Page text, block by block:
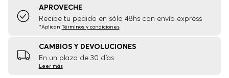
APROVECHE
Recibe tu pedido en sólo 48hs con envío express
*Aplican Términos y condiciones
CAMBIOS Y DEVOLUCIONES
En un plazo de 30 días
Leer más